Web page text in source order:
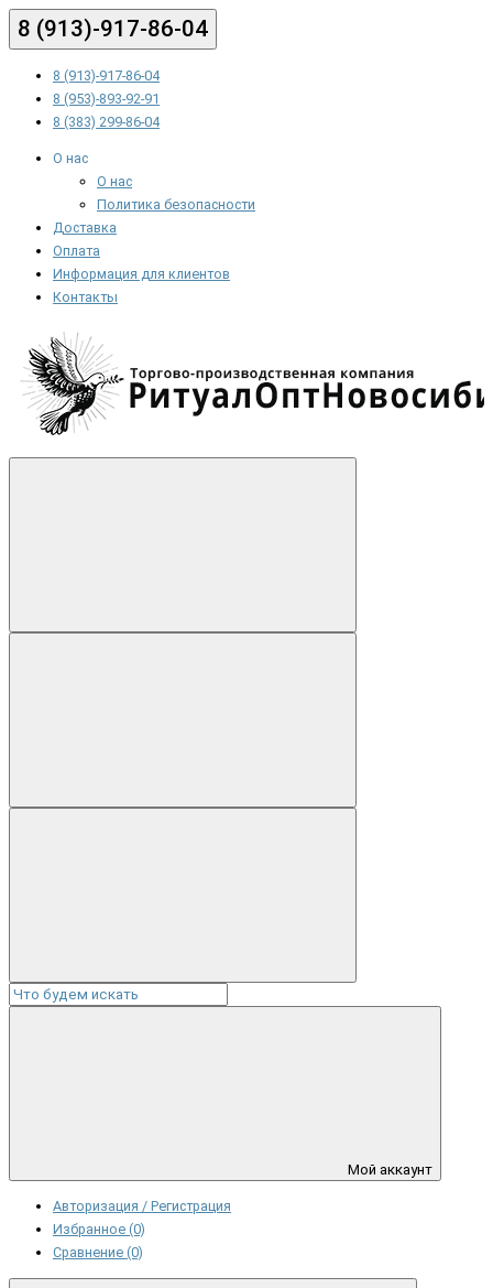
8 (913)-917-86-04
8 (913)-917-86-04
8 (953)-893-92-91
8 (383) 299-86-04
О нас
О нас
Политика безопасности
Доставка
Оплата
Информация для клиентов
Контакты
Мой аккаунт
Авторизация / Регистрация
Избранное (0)
Сравнение (0)